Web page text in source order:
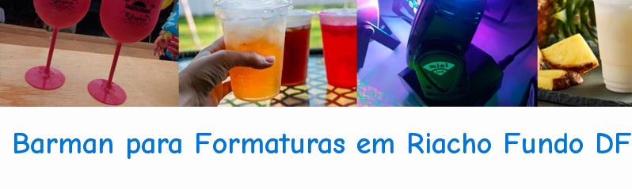
Barman para Formaturas em Riacho Fundo DF